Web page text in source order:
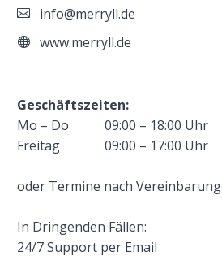
info@merryll.de
www.merryll.de
Geschäftszeiten:
Mo – Do
09:00 – 18:00 Uhr
Freitag
09:00 – 17:00 Uhr
oder Termine nach Vereinbarung
In Dringenden Fällen:
24/7 Support per Email